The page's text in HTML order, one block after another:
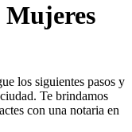
los siguientes pasos y
Te brindamos
con una notaria en